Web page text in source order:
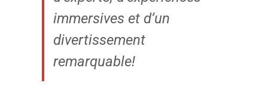
immersives et d’un
divertissement
remarquable!